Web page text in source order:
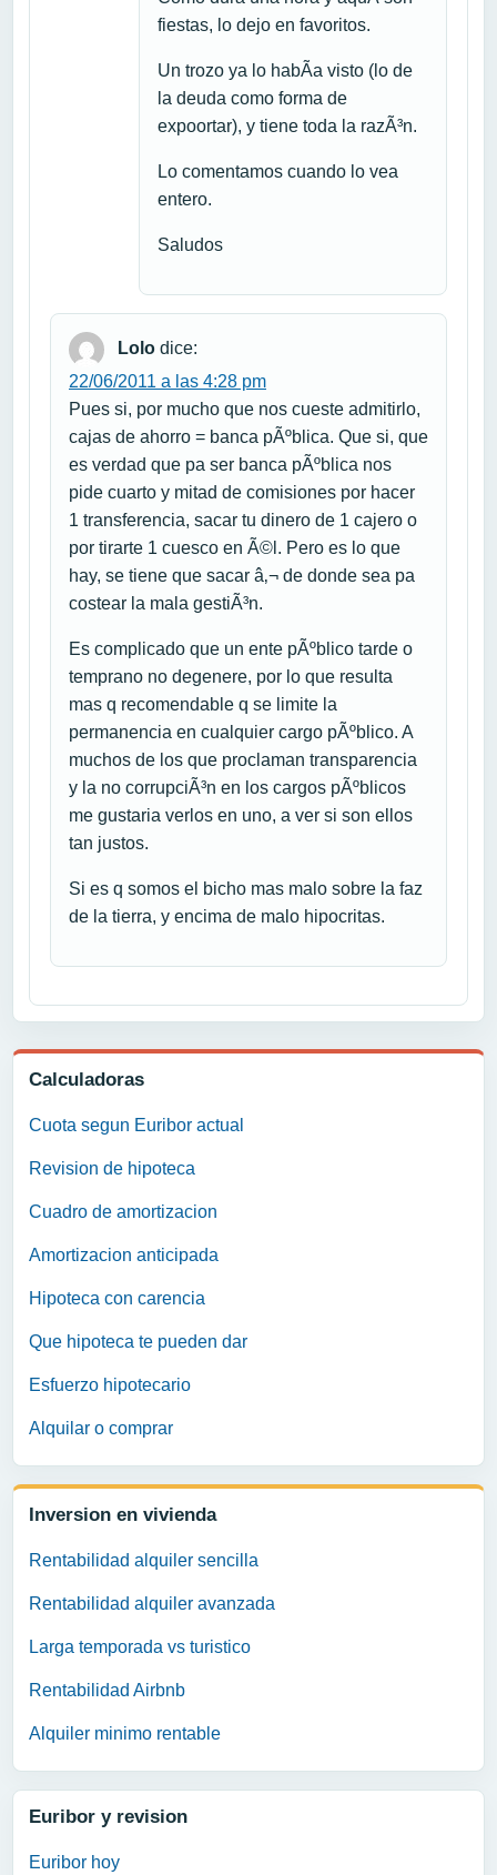
Calculadoras
Cuota segun Euribor actual
Revision de hipoteca
Cuadro de amortizacion
Amortizacion anticipada
Hipoteca con carencia
Que hipoteca te pueden dar
Esfuerzo hipotecario
Alquilar o comprar
Inversion en vivienda
Rentabilidad alquiler sencilla
Rentabilidad alquiler avanzada
Larga temporada vs turistico
Rentabilidad Airbnb
Alquiler minimo rentable
Euribor y revision
Euribor hoy
fiestas, lo dejo en favoritos.
Un trozo ya lo habÃ­a visto (lo de
la deuda como forma de
expoortar), y tiene toda la razÃ³n.
Lo comentamos cuando lo vea
entero.
Saludos
Lolo dice:
22/06/2011 a las 4:28 pm
Pues si, por mucho que nos cueste admitirlo,
cajas de ahorro = banca pÃºblica. Que si, que
es verdad que pa ser banca pÃºblica nos
pide cuarto y mitad de comisiones por hacer
1 transferencia, sacar tu dinero de 1 cajero o
por tirarte 1 cuesco en Ã©l. Pero es lo que
hay, se tiene que sacar â‚¬ de donde sea pa
costear la mala gestiÃ³n.
Es complicado que un ente pÃºblico tarde o
temprano no degenere, por lo que resulta
mas q recomendable q se limite la
permanencia en cualquier cargo pÃºblico. A
muchos de los que proclaman transparencia
y la no corrupciÃ³n en los cargos pÃºblicos
me gustaria verlos en uno, a ver si son ellos
tan justos.
Si es q somos el bicho mas malo sobre la faz
de la tierra, y encima de malo hipocritas.